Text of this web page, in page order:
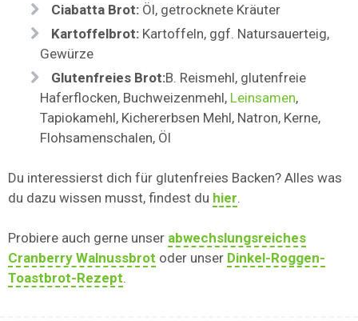
Ciabatta Brot: Öl, getrocknete Kräuter
Kartoffelbrot: Kartoffeln, ggf. Natursauerteig,
Gewürze
Glutenfreies Brot:B. Reismehl, glutenfreie
Haferflocken, Buchweizenmehl, Leinsamen,
Tapiokamehl, Kichererbsen Mehl, Natron, Kerne,
Flohsamenschalen, Öl
Du interessierst dich für glutenfreies Backen? Alles was
du dazu wissen musst, findest du hier.
Probiere auch gerne unser abwechslungsreiches
Cranberry Walnussbrot oder unser Dinkel-Roggen-
Toastbrot-Rezept.